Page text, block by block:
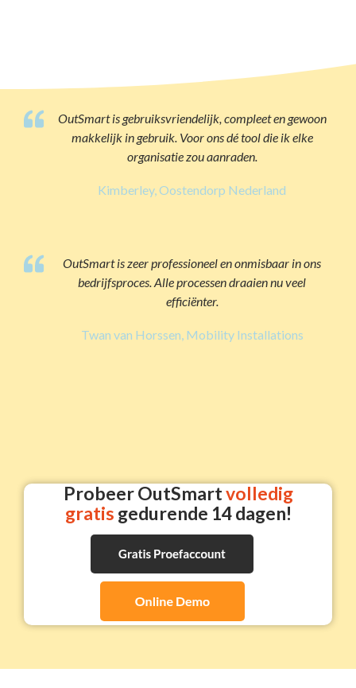
OutSmart is gebruiksvriendelijk, compleet en gewoon
makkelijk in gebruik. Voor ons dé tool die ik elke
organisatie zou aanraden.
Kimberley, Oostendorp Nederland
OutSmart is zeer professioneel en onmisbaar in ons
bedrijfsproces. Alle processen draaien nu veel
efficiënter.
Twan van Horssen, Mobility Installations
Probeer OutSmartvolledig
gratis gedurende 14 dagen!